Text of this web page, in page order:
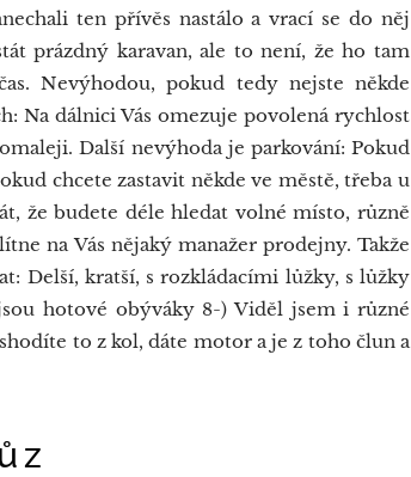
ten přívěs nastálo a vrací se do něj
prázdný karavan, ale to není, že ho tam
Nevýhodou, pokud tedy nejste někde
Na dálnici Vás omezuje povolená rychlost
Další nevýhoda je parkování: Pokud
chcete zastavit někde ve městě, třeba u
že budete déle hledat volné místo, různě
na Vás nějaký manažer prodejny. Takže
Delší, kratší, s rozkládacími lůžky, s lůžky
hotové obýváky 8-) Viděl jsem i různé
to z kol, dáte motor a je z toho člun a